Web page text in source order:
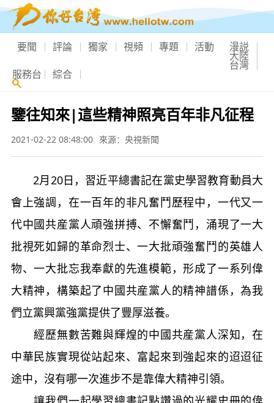
要聞 評論 獨家 視頻 專題 活動 漫説
大陸
台灣
服務台 綜合
鑒往知來|這些精神照亮百年非凡征程
2021-02-22 08:48:00 來源：央視新聞
2月20日，習近平總書記在黨史學習教育動員大
會上強調，在一百年的非凡奮鬥歷程中，一代又一
代中國共産黨人頑強拼搏、不懈奮鬥，涌現了一大
批視死如歸的革命烈士、一大批頑強奮鬥的英雄人
物、一大批忘我奉獻的先進模範，形成了一系列偉
大精神，構築起了中國共産黨人的精神譜係，為我
們立黨興黨強黨提供了豐厚滋養。
經歷無數苦難與輝煌的中國共産黨人深知，在
中華民族實現從站起來、富起來到強起來的迢迢征
途中，沒有哪一次進步不是靠偉大精神引領。